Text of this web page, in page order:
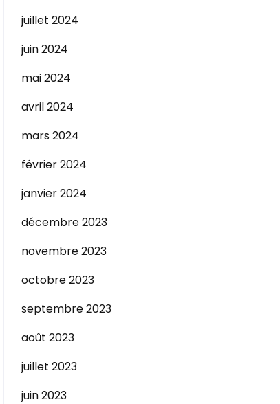
juillet 2024
juin 2024
mai 2024
avril 2024
mars 2024
février 2024
janvier 2024
décembre 2023
novembre 2023
octobre 2023
septembre 2023
août 2023
juillet 2023
juin 2023